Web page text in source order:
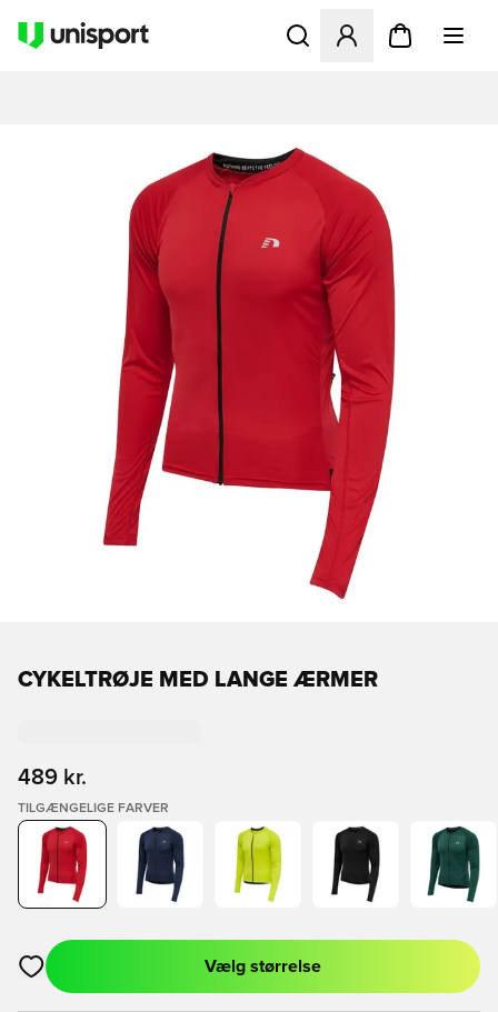
Åbner en Modal til at
CYKELTRØJE MED LANGE ÆRMER
489 kr.
TILGÆNGELIGE FARVER
Åbner en Modal til at logge ind eller tilmelde dig som medlem
Vælg størrelse